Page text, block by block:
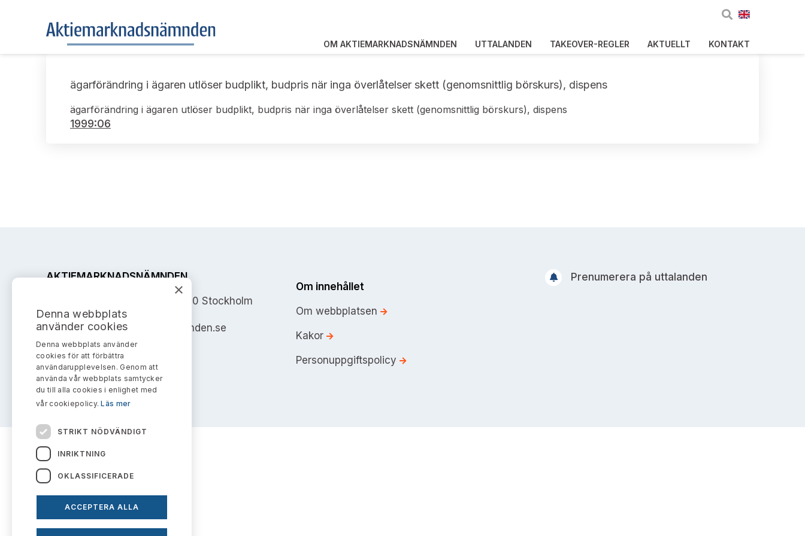
OM AKTIEMARKNADSNÄMNDEN UTTALANDEN TAKEOVER-REGLER AKTUELLT KONTAKT
ägarförändring i ägaren utlöser budplikt, budpris när inga överlåtelser skett (genomsnittlig börskurs), dispens
ägarförändring i ägaren utlöser budplikt, budpris när inga överlåtelser skett (genomsnittlig börskurs), dispens
1999:06
AKTIEMARKNADSNÄMNDEN
Address: Box 7354, 103 90 Stockholm
info@aktiemarknadsnamnden.se
Om innehållet
Om webbplatsen
Kakor
Personuppgiftspolicy
Prenumerera på uttalanden
×
Denna webbplats
använder cookies
Denna webbplats använder
cookies för att förbättra
användarupplevelsen. Genom att
använda vår webbplats samtycker
du till alla cookies i enlighet med
vår cookiepolicy.Läs mer
STRIKT NÖDVÄNDIGT
INRIKTNING
OKLASSIFICERADE
ACCEPTERA ALLA